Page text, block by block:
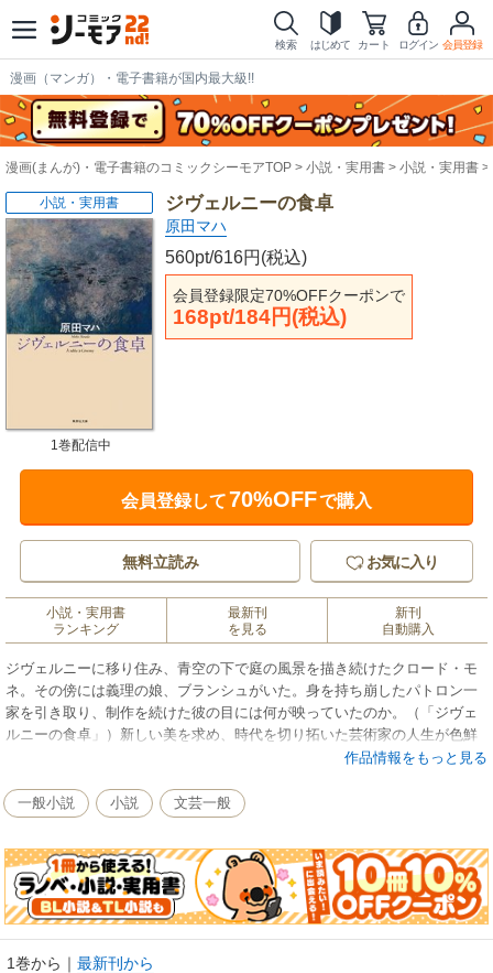
検索 はじめて カート ログイン 会員登録
漫画（マンガ）・電子書籍が国内最大級!!
漫画(まんが)・電子書籍のコミックシーモアTOP 小説・実用書 小説・実用書
ジヴェルニーの食卓
原田マハ
560pt/616円(税込)
会員登録限定70%OFFクーポンで
168pt/184円(税込)
小説・実用書
1巻配信中
会員登録して70%OFFで購入
無料立読み お気に入り
小説・実用書
ランキング
最新刊
を見る
新刊
自動購入
ジヴェルニーに移り住み、青空の下で庭の風景を描き続けたクロード・モ
ネ。その傍には義理の娘、ブランシュがいた。身を持ち崩したパトロン一
家を引き取り、制作を続けた彼の目には何が映っていたのか。（「ジヴェ
ルニーの食卓」）新しい美を求め、時代を切り拓いた芸術家の人生が色鮮
やかに蘇る。マティス、ピカソ、ドガ、セザンヌら印象派たちの、葛藤と
作品情報をもっと見る
一般小説 小説 文芸一般
1巻から ｜ 最新刊から